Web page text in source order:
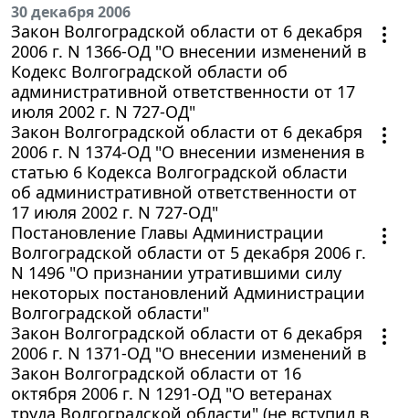
30 декабря 2006
Закон Волгоградской области от 6 декабря
2006 г. N 1366-ОД "О внесении изменений в
Кодекс Волгоградской области об
административной ответственности от 17
июля 2002 г. N 727-ОД"
Закон Волгоградской области от 6 декабря
2006 г. N 1374-ОД "О внесении изменения в
статью 6 Кодекса Волгоградской области
об административной ответственности от
17 июля 2002 г. N 727-ОД"
Постановление Главы Администрации
Волгоградской области от 5 декабря 2006 г.
N 1496 "О признании утратившими силу
некоторых постановлений Администрации
Волгоградской области"
Закон Волгоградской области от 6 декабря
2006 г. N 1371-ОД "О внесении изменений в
Закон Волгоградской области от 16
октября 2006 г. N 1291-ОД "О ветеранах
труда Волгоградской области" (не вступил в